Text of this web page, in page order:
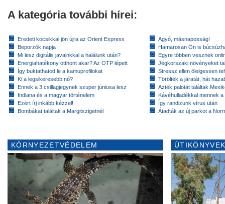
A kategória további hírei:
Eredeti kocsikkal jön újra az Orient Express
Beporzók napja
Mi lesz digitális javainkkal a halálunk után?
Energiahatékony otthont akar? Az OTP lépett
Így buktathatod le a kamuprofilokat
Ki a legsikeresebb nő?
Ennek a 3 csillagjegynek szuper júniusa lesz
Indiana és a magyar történelem
Ezért írj inkább kézzel!
Bombákat találtak a Margitszigetnél
Agyő, másnaposság!
Hamarosan Ön is
Egyre többen vesznek
Jégkorszaki növényeket
Stressz ellen ölelgessen
Törölték a járatát, hát
Azték palotát találtak
Kávéhulladékkal mennek
Így randizunk vírus után
Átadták az új parkot a
KÖRNYEZETVÉDELEM